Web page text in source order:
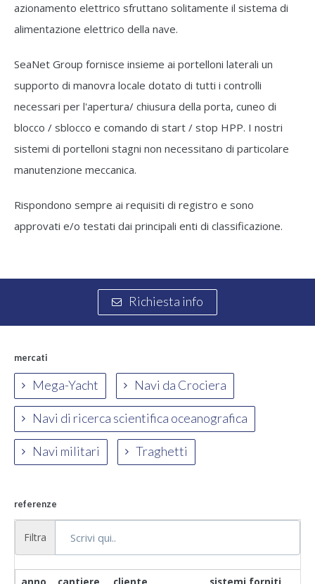
azionamento elettrico sfruttano solitamente il sistema di
alimentazione elettrico della nave.
SeaNet Group fornisce insieme ai portelloni laterali un
supporto di manovra locale dotato di tutti i controlli
necessari per l'apertura/ chiusura della porta, cuneo di
blocco / sblocco e comando di start / stop HPP. I nostri
sistemi di portelloni stagni non necessitano di particolare
manutenzione meccanica.
Rispondono sempre ai requisiti di registro e sono
approvati e/o testati dai principali enti di classificazione.
Richiesta info
mercati
Mega-Yacht Navi da Crociera
Navi di ricerca scientifica oceanografica
Navi militari Traghetti
referenze
Filtra